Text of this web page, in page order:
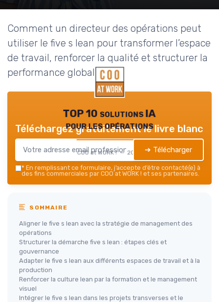
Comment un directeur des opérations peut
utiliser le five s lean pour transformer l’espace
de travail, renforcer la qualité et structurer la
performance globale.
TOP 10 solutions IA
pour les opérations
COO at WORK ! — 2026
Téléchargez gratuitement le livre blanc
➔ Télécharger
* En remplissant ce formulaire, j’accepte d’être contacté(e) à
des fins commerciales par COO at WORK ! et ses partenaires.
SOMMAIRE
Aligner le five s lean avec la stratégie de management des
opérations
Structurer la démarche five s lean : étapes clés et
gouvernance
Adapter le five s lean aux différents espaces de travail et à la
production
Renforcer la culture lean par la formation et le management
visuel
Intégrer le five s lean dans les projets transverses et le